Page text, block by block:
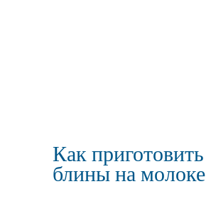
Как приготовить
блины на молоке